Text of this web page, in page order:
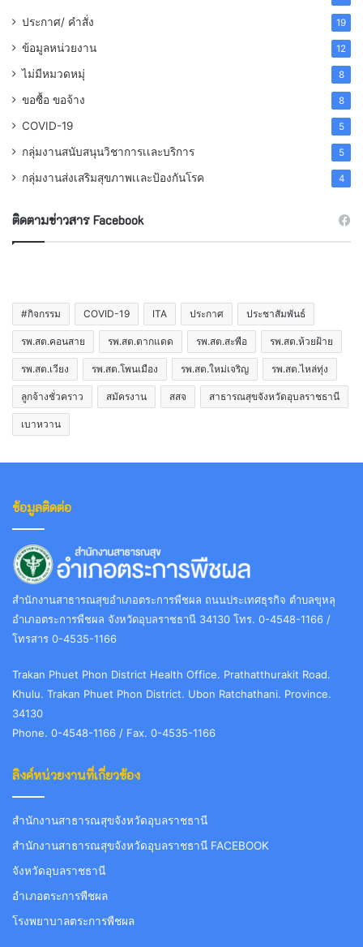
ประกาศ/ คำสั่ง 19
ข้อมูลหน่วยงาน 12
ไม่มีหมวดหมุ่ 8
ขอซื้อ ขอจ้าง 8
COVID-19 5
กลุ่มงานสนับสนุนวิชาการเเละบริการ 5
กลุ่มงานส่งเสริมสุขภาพเเละป้องกันโรค 4
ติดตามข่าวสาร Facebook
#กิจกรรม COVID-19 ITA ประกาศ ประชาสัมพันธ์
รพ.สต.คอนสาย รพ.สต.ตากแดด รพ.สต.สะพือ รพ.สต.ห้วยฝ้าย
รพ.สต.เวียง รพ.สต.โพนเมือง รพ.สต.ใหม่เจริญ รพ.สต.ไหล่ทุ่ง
ลูกจ้างชั่วคราว สมัครงาน สสจ สาธารณสุขจังหวัดอุบลราชธานี
เบาหวาน
ข้อมูลติดต่อ
สำนักงานสาธารณสุขอำเภอตระการพืชผล ถนนประเทศธุรกิจ ตำบลขุหลุ
อำเภอตระการพืชผล จังหวัดอุบลราชธานี 34130 โทร. 0-4548-1166 /
โทรสาร 0-4535-1166
Trakan Phuet Phon District Health Office. Prathatthurakit Road.
Khulu. Trakan Phuet Phon District. Ubon Ratchathani. Province.
34130
Phone. 0-4548-1166 / Fax. 0-4535-1166
ลิงค์หน่วยงานที่เกี่ยวข้อง
สำนักงานสาธารณสุขจังหวัดอุบลราชธานี
สำนักงานสาธารณสุขจังหวัดอุบลราชธานี FACEBOOK
จังหวัดอุบลราชธานี
อำเภอตระการพืชผล
โรงพยาบาลตระการพืชผล